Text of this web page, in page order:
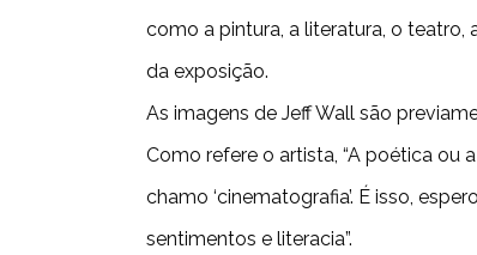
como a pintura, a literatura, o teatro,
da exposição.
As imagens de Jeff Wall são
Como refere o artista, “A poética ou
chamo ‘cinematografia’. É isso,
sentimentos e literacia”.